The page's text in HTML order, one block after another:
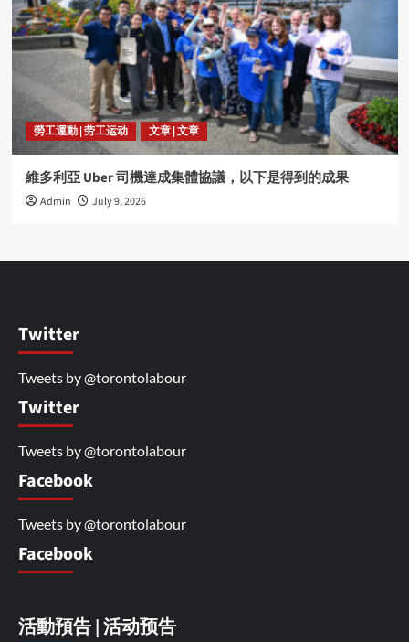
勞工運動 | 劳工运动 文章 | 文章
維多利亞 Uber 司機達成集體協議，以下是得到的成果
Admin July 9, 2026
Twitter
Tweets by @torontolabour
Twitter
Tweets by @torontolabour
Facebook
Tweets by @torontolabour
Facebook
活動預告 | 活动预告